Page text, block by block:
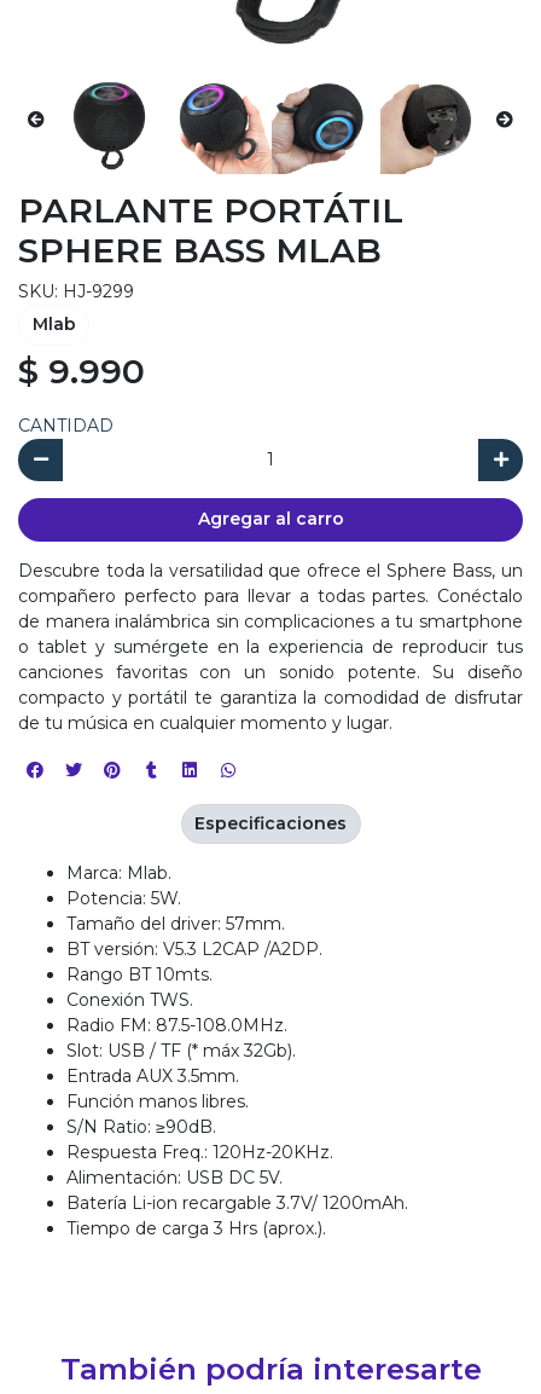
PARLANTE PORTÁTIL
SPHERE BASS MLAB
SKU: HJ-9299
Mlab
$ 9.990
CANTIDAD
Agregar al carro
Descubre toda la versatilidad que ofrece el Sphere Bass, un
compañero perfecto para llevar a todas partes. Conéctalo
de manera inalámbrica sin complicaciones a tu smartphone
o tablet y sumérgete en la experiencia de reproducir tus
canciones favoritas con un sonido potente. Su diseño
compacto y portátil te garantiza la comodidad de disfrutar
de tu música en cualquier momento y lugar.
Marca: Mlab.
Potencia: 5W.
Tamaño del driver: 57mm.
BT versión: V5.3 L2CAP /A2DP.
Rango BT 10mts.
Conexión TWS.
Radio FM: 87.5-108.0MHz.
Slot: USB / TF (* máx 32Gb).
Entrada AUX 3.5mm.
Función manos libres.
S/N Ratio: ≥90dB.
Respuesta Freq.: 120Hz-20KHz.
Alimentación: USB DC 5V.
Batería Li-ion recargable 3.7V/ 1200mAh.
Tiempo de carga 3 Hrs (aprox.).
Especificaciones
También podría interesarte